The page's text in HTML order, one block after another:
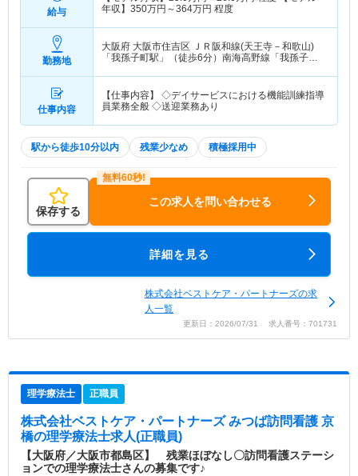
給与
年収】 350万円～364万円 程度
勤務地
大阪府 大阪市住吉区 ＪＲ阪和線(天王寺－和歌山)
「我孫子町駅」（徒歩6分）南海高野線「我孫子前
仕事内容
【仕事内容】 ◇デイサービスにおける機能訓練指導
員業務全般 ◇送迎業務あり
駅から徒歩10分以内 残業少なめ 積極採用中
保存する
この求人を問い合わせる
詳細を見る
株式会社ベストケア・パートナーズの求
人一覧
更新日：2026/07/31 求人番号：701731
理学療法士 正職員
株式会社ベストケア・パートナーズ みつば訪問看護 京
橋の理学療法士求人(正職員)
【大阪府／大阪市都島区】 残業ほぼなし〇訪問看護ステーシ
ョンでの理学療法士さんの募集です♪